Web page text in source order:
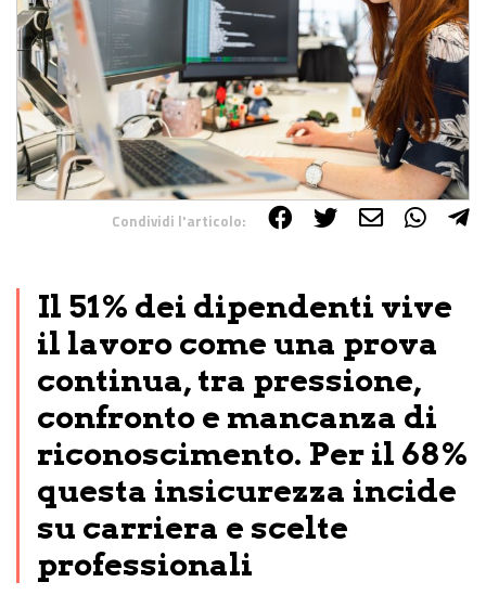
Condividi l'articolo:
Il 51% dei dipendenti vive
il lavoro come una prova
continua, tra pressione,
confronto e mancanza di
riconoscimento. Per il 68%
questa insicurezza incide
su carriera e scelte
professionali